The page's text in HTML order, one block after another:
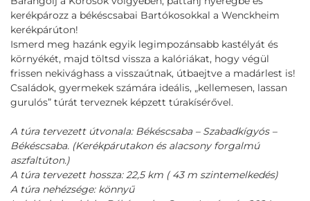
kerékpározz a békéscsabai Bartókosokkal a Wenckheim
kerékpárúton!
Ismerd meg hazánk egyik legimpozánsabb kastélyát és
környékét, majd töltsd vissza a kalóriákat, hogy végül
frissen nekivághass a visszaútnak, útbaejtve a madárlest is!
Családok, gyermekek számára ideális, „kellemesen, lassan
gurulós” túrát terveznek képzett túrakísérővel.
A túra tervezett útvonala: Békéscsaba – Szabadkígyós –
Békéscsaba. (Kerékpárutakon és alacsony forgalmú
aszfaltúton.)
A túra tervezett hossza: 22,5 km ( 43 m szintemelkedés)
A túra nehézsége: könnyű